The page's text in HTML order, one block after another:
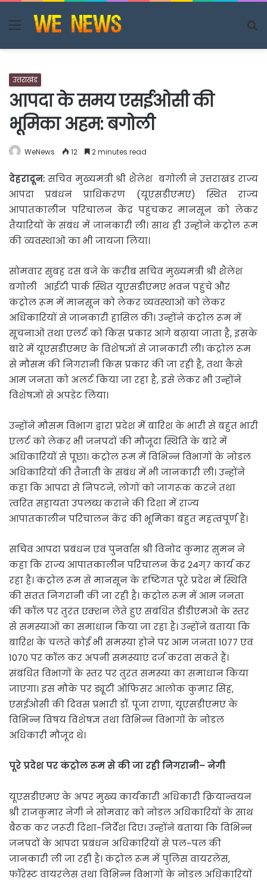
Menu
उत्तराखंड
आपदा के समय एसईओसी की
भूमिका अहम: बगोली
WeNews 12 2 minutes read
देहरादून: सचिव मुख्यमंत्री श्री शैलेश बगोली ने उत्तराखंड राज्य
आपदा प्रबंधन प्राधिकरण (यूएसडीएमए) स्थित राज्य
आपातकालीन परिचालन केंद्र पहुंचकर मानसून को लेकर
तैयारियों के संबंध में जानकारी ली। साथ ही उन्होंने कंट्रोल रूम
की व्यवस्थाओं का भी जायजा लिया।
सोमवार सुबह दस बजे के करीब सचिव मुख्यमंत्री श्री शैलेश
बगोली आईटी पार्क स्थित यूएसडीएमए भवन पहुंचे और
कंट्रोल रूम में मानसून को लेकर व्यवस्थाओं को लेकर
अधिकारियों से जानकारी हासिल की। उन्होंने कंट्रोल रूम में
सूचनाओं तथा एलर्ट को किस प्रकार आगे बढ़ाया जाता है, इसके
बारे में यूएसडीएमए के विशेषज्ञों से जानकारी ली। कंट्रोल रूम
से मौसम की निगरानी किस प्रकार की जा रही है, तथा कैसे
आम जनता को अलर्ट किया जा रहा है, इसे लेकर भी उन्होंने
विशेषज्ञों से अपडेट लिया।
उन्होंने मौसम विभाग द्वारा प्रदेश में बारिश के भारी से बहुत भारी
एलर्ट को लेकर भी जनपदों की मौजूदा स्थिति के बारे में
अधिकारियों से पूछा। कंट्रोल रूम में विभिन्न विभागों के नोडल
अधिकारियों की तैनाती के संबंध में भी जानकारी ली। उन्होंने
कहा कि आपदा से निपटने, लोगों को जागरूक करने तथा
त्वरित सहायता उपलब्ध कराने की दिशा में राज्य
आपातकालीन परिचालन केंद्र की भूमिका बहुत महत्वपूर्ण है।
सचिव आपदा प्रबंधन एवं पुनर्वास श्री विनोद कुमार सुमन ने
कहा कि राज्य आपातकालीन परिचालन केंद्र 24ग्7 कार्य कर
रहा है। कंट्रोल रूम से मानसून के दृष्टिगत पूरे प्रदेश में स्थिति
की सतत निगरानी की जा रही है। कंट्रोल रूम में आम जनता
की कॉल पर तुरंत एक्शन लेते हुए संबंधित डीडीएमओ के स्तर
से समस्याओं का समाधान किया जा रहा है। उन्होंने बताया कि
बारिश के चलते कोई भी समस्या होने पर आम जनता 1077 एवं
1070 पर कॉल कर अपनी समस्याएं दर्ज करवा सकते हैं।
संबंधित विभागों के स्तर पर तुरंत समस्या का समाधान किया
जाएगा। इस मौके पर ड्यूटी ऑफिसर आलोक कुमार सिंह,
एसईओसी की दिवस प्रभारी डॉ. पूजा राणा, यूएसडीएमए के
विभिन्न विषय विशेषज्ञ तथा विभिन्न विभागों के नोडल
अधिकारी मौजूद थे।
पूरेप्रदेशपरकंट्रोलरूमसेकीजारहीनिगरानी–नेगी
यूएसडीएमए के अपर मुख्य कार्यकारी अधिकारी क्रियान्वयन
श्री राजकुमार नेगी ने सोमवार को नोडल अधिकारियों के साथ
बैठक कर जरूरी दिशा-निर्देश दिए। उन्होंने बताया कि विभिन्न
जनपदों के आपदा प्रबंधन अधिकारियों से पल-पल की
जानकारी ली जा रही है। कंट्रोल रूम में पुलिस वायरलेस,
फॉरेस्ट वायरलेस तथा विभिन्न विभागों के नोडल अधिकारियों